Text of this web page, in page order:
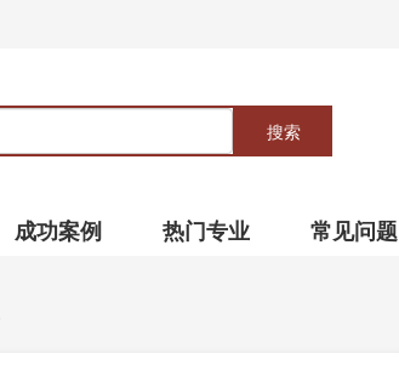
搜索
成功案例 热门专业 常见问题